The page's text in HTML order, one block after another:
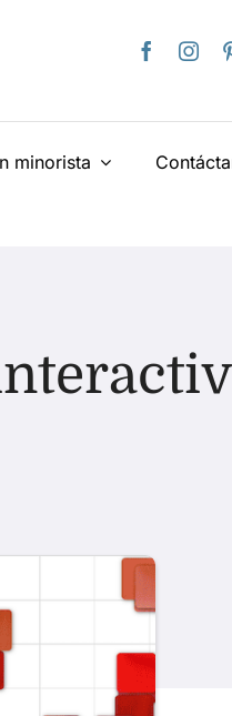
minorista